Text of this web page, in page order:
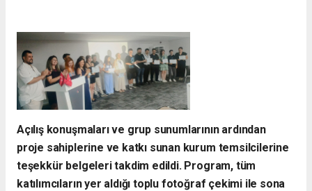
​Açılış konuşmaları ve grup sunumlarının ardından
proje sahiplerine ve katkı sunan kurum temsilcilerine
teşekkür belgeleri takdim edildi. Program, tüm
katılımcıların yer aldığı toplu fotoğraf çekimi ile sona